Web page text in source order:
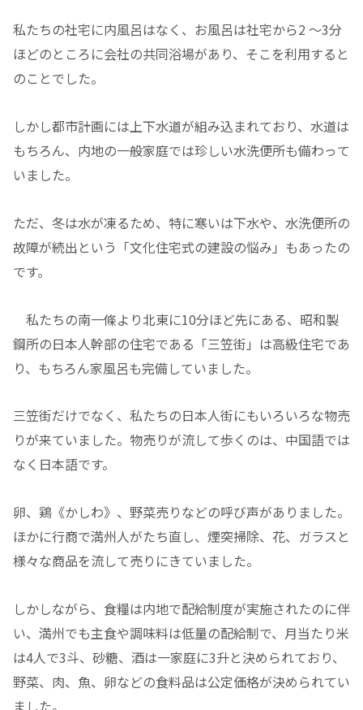
私たちの社宅に内風呂はなく、お風呂は社宅から2 〜3分
ほどのところに会社の共同浴場があり、そこを利用すると
のことでした。
しかし都市計画には上下水道が組み込まれており、水道は
もちろん、内地の一般家庭では珍しい水洗便所も備わって
いました。
ただ、冬は水が凍るため、特に寒いは下水や、水洗便所の
故障が続出という「文化住宅式の建設の悩み」もあったの
です。
私たちの南一條より北東に10分ほど先にある、昭和製
鋼所の日本人幹部の住宅である「三笠街」は高級住宅であ
り、もちろん家風呂も完備していました。
三笠街だけでなく、私たちの日本人街にもいろいろな物売
りが来ていました。物売りが流して歩くのは、中国語では
なく日本語です。
卵、鶏《かしわ》、野菜売りなどの呼び声がありました。
ほかに行商で満州人がたち直し、煙突掃除、花、ガラスと
様々な商品を流して売りにきていました。
しかしながら、食糧は内地で配給制度が実施されたのに伴
い、満州でも主食や調味料は低量の配給制で、月当たり米
は4人で3斗、砂糖、酒は一家庭に3升と決められており、
野菜、肉、魚、卵などの食料品は公定価格が決められてい
ました。